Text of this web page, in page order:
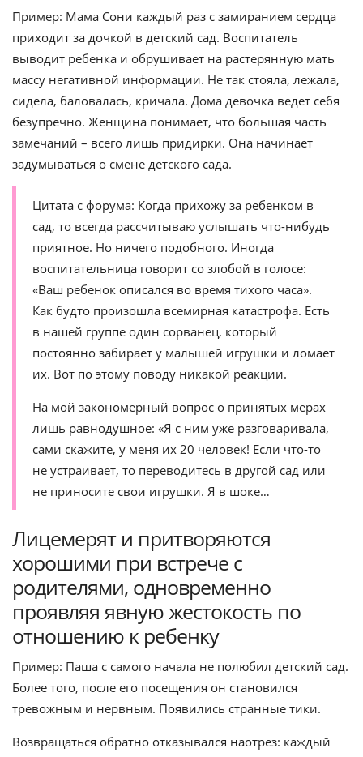
Пример: Мама Сони каждый раз с замиранием сердца
приходит за дочкой в детский сад. Воспитатель
выводит ребенка и обрушивает на растерянную мать
массу негативной информации. Не так стояла, лежала,
сидела, баловалась, кричала. Дома девочка ведет себя
безупречно. Женщина понимает, что большая часть
замечаний – всего лишь придирки. Она начинает
задумываться о смене детского сада.
Цитата с форума: Когда прихожу за ребенком в
сад, то всегда рассчитываю услышать что-нибудь
приятное. Но ничего подобного. Иногда
воспитательница говорит со злобой в голосе:
«Ваш ребенок описался во время тихого часа».
Как будто произошла всемирная катастрофа. Есть
в нашей группе один сорванец, который
постоянно забирает у малышей игрушки и ломает
их. Вот по этому поводу никакой реакции.
На мой закономерный вопрос о принятых мерах
лишь равнодушное: «Я с ним уже разговаривала,
сами скажите, у меня их 20 человек! Если что-то
не устраивает, то переводитесь в другой сад или
не приносите свои игрушки. Я в шоке…
Лицемерят и притворяются
хорошими при встрече с
родителями, одновременно
проявляя явную жестокость по
отношению к ребенку
Пример: Паша с самого начала не полюбил детский сад.
Более того, после его посещения он становился
тревожным и нервным. Появились странные тики.
Возвращаться обратно отказывался наотрез: каждый